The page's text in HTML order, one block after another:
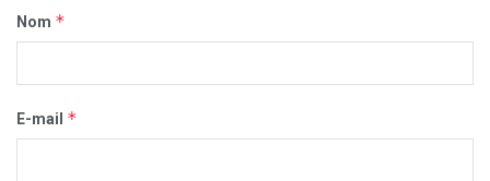
Nom *
E-mail *